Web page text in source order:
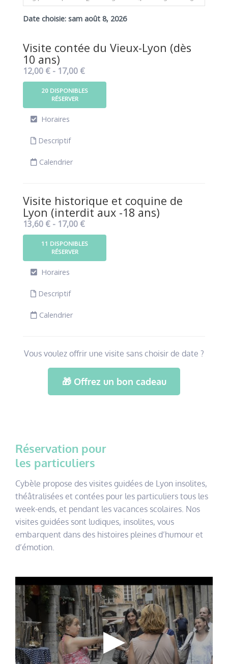
Vous voulez offrir une visite sans choisir de date ?
🎁 Offrez un bon cadeau
Réservation pour
les particuliers
Cybèle propose des visites guidées de Lyon insolites,
théâtralisées et contées pour les particuliers tous les
week-ends, et pendant les vacances scolaires. Nos
visites guidées sont ludiques, insolites, vous
embarquent dans des histoires pleines d’humour et
d’émotion.